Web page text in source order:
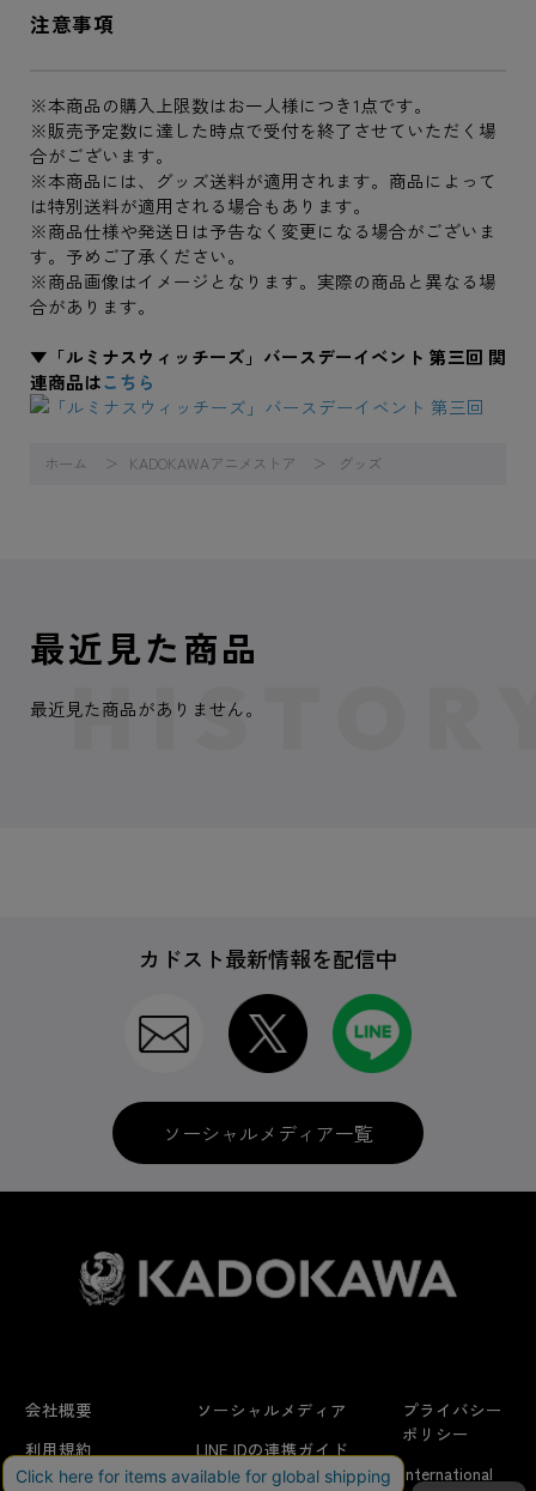
注意事項
※本商品の購入上限数はお一人様につき1点です。
※販売予定数に達した時点で受付を終了させていただく場
合がございます。
※本商品には、グッズ送料が適用されます。商品によって
は特別送料が適用される場合もあります。
※商品仕様や発送日は予告なく変更になる場合がございま
す。予めご了承ください。
※商品画像はイメージとなります。実際の商品と異なる場
合があります。
▼「ルミナスウィッチーズ」バースデーイベント 第三回 関
連商品はこちら
ホーム KADOKAWAアニメストア グッズ
最近見た商品
最近見た商品がありません。
カドスト最新情報を配信中
ソーシャルメディア一覧
会社概要
利用規約
ソーシャルメディア
LINE IDの連携ガイド
プライバシー
ポリシー
International